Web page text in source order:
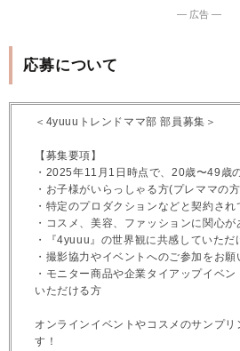
― 広告 ―
応募について
＜4yuuuトレンドママ部 部員募集＞
【募集要項】
・2025年11月1日時点で、20歳〜49歳
・お子様がいらっしゃる方(プレママの
・特定のプロダクションなどと契約され
・コスメ、美容、ファッションに関心が
・『4yuuu』の世界観に共感していただ
・撮影協力やイベントへのご参加をお願
・モニター商品や企業タイアップイベ
いただける方
オンラインイベントやコスメのサンプリ
す！